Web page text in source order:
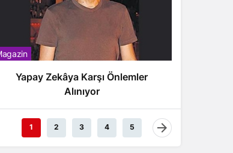
Yapay Zekâya Karşı Önlemler
Alınıyor
1 2 3 4 5